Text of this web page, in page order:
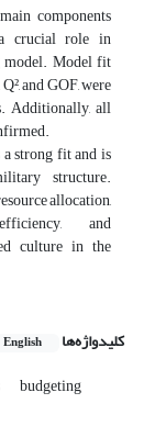
components
a crucial role in
model. Model fit
and GOF, were
Additionally, all
strong fit and is
structure.
allocation,
and
culture in the
کلیدواژه‌ها English
budgeting